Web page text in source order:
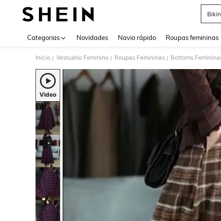
Categorias Novidades Navio rápido Roupas femininas
Início / Vestuário Feminino / Roupas Femininas / Bottoms
Video